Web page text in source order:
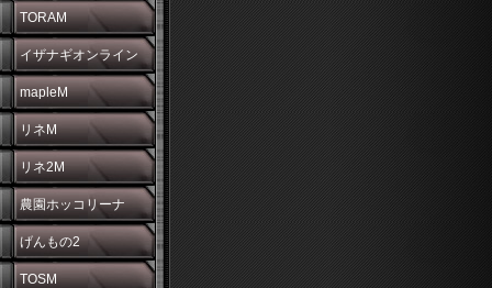
TORAM
イザナギオンライン
mapleM
リネM
リネ2M
農園ホッコリーナ
げんもの2
TOSM